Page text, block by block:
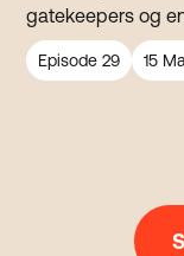
gatekeepers og
er vanvittigt
indeholder en del
Episode29 15